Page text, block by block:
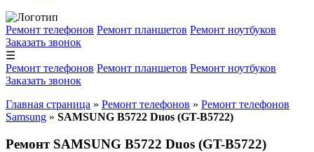
Ремонт телефонов Ремонт планшетов Ремонт ноутбуков
Заказать звонок
☰
Ремонт телефонов Ремонт планшетов Ремонт ноутбуков
Заказать звонок
Главная страница » Ремонт телефонов » Ремонт телефонов
Samsung » SAMSUNG B5722 Duos (GT-B5722)
Ремонт SAMSUNG B5722 Duos (GT-B5722)